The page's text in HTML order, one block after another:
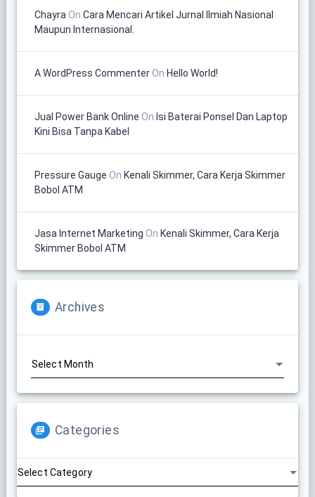
Chayra On Cara Mencari Artikel Jurnal Ilmiah Nasional
Maupun Internasional.
A WordPress CommenterOn Hello World!
Jual Power Bank Online On Isi Baterai Ponsel Dan Laptop
Kini Bisa Tanpa Kabel
Pressure Gauge On Kenali Skimmer, Cara Kerja Skimmer
Bobol ATM
Jasa Internet Marketing On Kenali Skimmer, Cara Kerja
Skimmer Bobol ATM
Archives
Categories